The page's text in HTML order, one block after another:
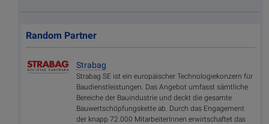
Random Partner
Strabag
Strabag SE ist ein europäischer Technologiekonzern für
Baudienstleistungen. Das Angebot umfasst sämtliche
Bereiche der Bauindustrie und deckt die gesamte
Bauwertschöpfungskette ab. Durch das Engagement
der knapp 72.000 MitarbeiterInnen erwirtschaftet das